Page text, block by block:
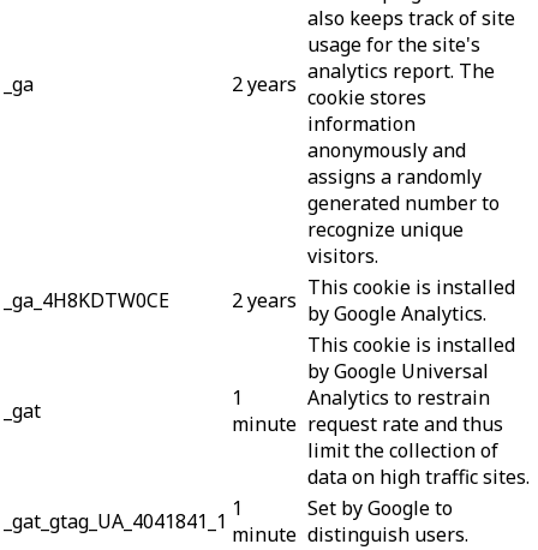
_ga 2 years
also keeps track of site
usage for the site's
analytics report. The
cookie stores
information
anonymously and
assigns a randomly
generated number to
recognize unique
visitors.
_ga_4H8KDTW0CE
2 years This cookie is installed
by Google Analytics.
_gat
1
minute
This cookie is installed
by Google Universal
Analytics to restrain
request rate and thus
limit the collection of
data on high traffic sites.
_gat_gtag_UA_4041841_1 1
minute
Set by Google to
distinguish users.